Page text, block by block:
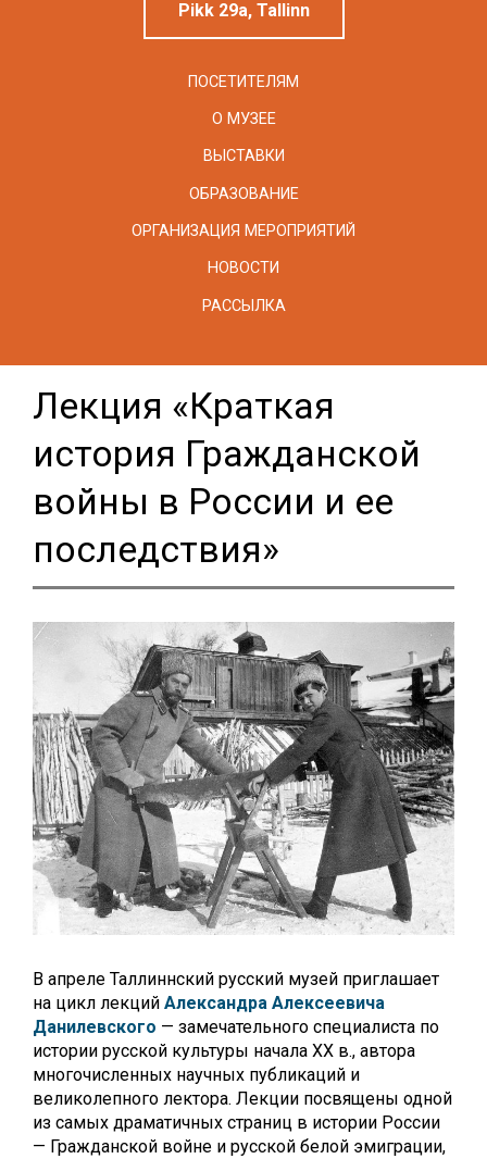
Pikk 29a, Tallinn
ПОСЕТИТЕЛЯМ
О МУЗЕЕ
ВЫСТАВКИ
ОБРАЗОВАНИЕ
ОРГАНИЗАЦИЯ МЕРОПРИЯТИЙ
НОВОСТИ
РАССЫЛКА
Лекция «Краткая
история Гражданской
войны в России и ее
последствия»
В апреле Таллиннский русский музей приглашает
на цикл лекций Александра Алексеевича
Данилевского — замечательного специалиста по
истории русской культуры начала XX в., автора
многочисленных научных публикаций и
великолепного лектора. Лекции посвящены одной
из самых драматичных страниц в истории России
— Гражданской войне и русской белой эмиграции,